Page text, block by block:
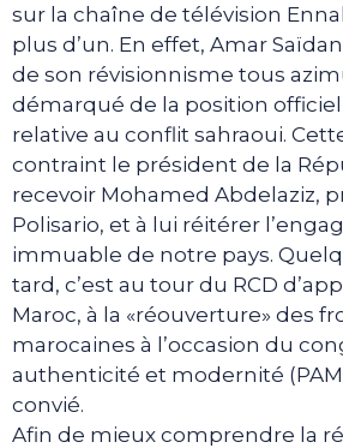
sur la chaîne de télévision
plus d’un. En effet, Amar
de son révisionnisme tous
démarqué de la position
relative au conflit sahraoui.
contraint le président de la
recevoir Mohamed Abdelaziz,
Polisario, et à lui réitérer
immuable de notre pays.
tard, c’est au tour du RCD
Maroc, à la «réouverture» des
marocaines à l’occasion du
authenticité et modernité
convié.
Afin de mieux comprendre la